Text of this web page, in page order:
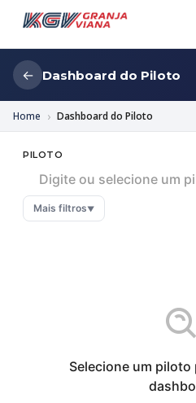
← Dashboard do Piloto
Home Dashboard do Piloto
PILOTO
Digite ou selecione um
Mais filtros▼
Selecione um piloto